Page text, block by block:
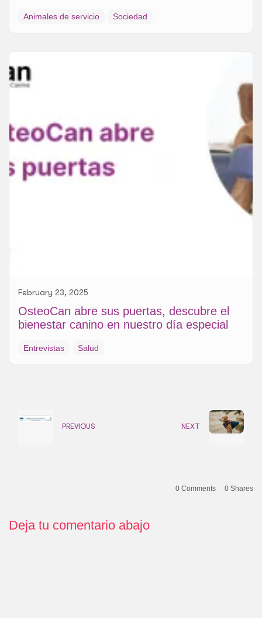
Animales de servicio Sociedad
February 23, 2025
OsteoCan abre sus puertas, descubre el
bienestar canino en nuestro día especial
Entrevistas Salud
PREVIOUS NEXT
0 Comments 0 Shares
Deja tu comentario abajo